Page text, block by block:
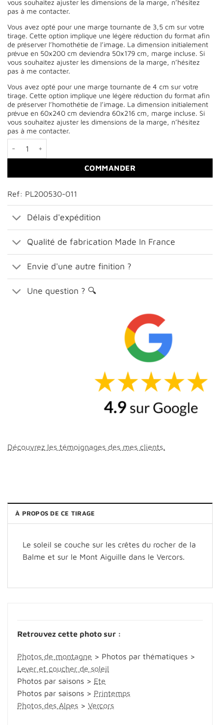
vous souhaitez ajuster les dimensions de la marge, n’hésitez
pas à me contacter.
Vous avez opté pour une marge tournante de 3,5 cm sur votre
tirage. Cette option implique une légère réduction du format afin
de préserver l’homothétie de l’image. La dimension initialement
prévue en 50x200 cm deviendra 50x179 cm, marge incluse. Si
vous souhaitez ajuster les dimensions de la marge, n’hésitez
pas à me contacter.
Vous avez opté pour une marge tournante de 4 cm sur votre
tirage. Cette option implique une légère réduction du format afin
de préserver l’homothétie de l’image. La dimension initialement
prévue en 60x240 cm deviendra 60x216 cm, marge incluse. Si
vous souhaitez ajuster les dimensions de la marge, n’hésitez
pas à me contacter.
COMMANDER
Ref: PL200530-011
Délais d'expédition
Qualité de fabrication Made In France
Envie d'une autre finition ?
Une question ? 🔍
Découvrez les témoignages des mes clients.
À PROPOS DE CE TIRAGE
Le soleil se couche sur les crêtes du rocher de la
Balme et sur le Mont Aiguille dans le Vercors.
Retrouvez cette photo sur :
Photos de montagne > Photos par thématiques >
Lever et coucher de soleil
Photos par saisons > Ete
Photos par saisons > Printemps
Photos des Alpes > Vercors